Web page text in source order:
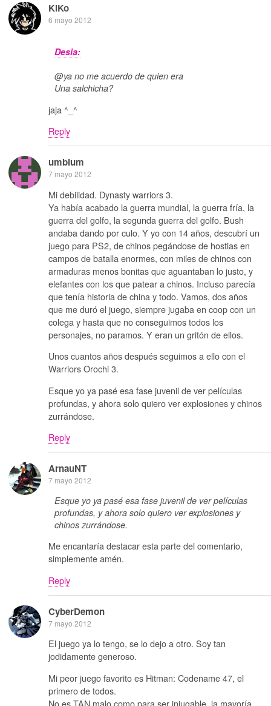
KiKo
6 mayo 2012
Desia:
@ya no me acuerdo de quien era
Una salchicha?
jaja ^_^
Reply
umbium
7 mayo 2012
Mi debilidad. Dynasty warriors 3.
Ya había acabado la guerra mundial, la guerra fría, la
guerra del golfo, la segunda guerra del golfo. Bush
andaba dando por culo. Y yo con 14 años, descubrí un
juego para PS2, de chinos pegándose de hostias en
campos de batalla enormes, con miles de chinos con
armaduras menos bonitas que aguantaban lo justo, y
elefantes con los que patear a chinos. Incluso parecía
que tenía historia de china y todo. Vamos, dos años
que me duró el juego, siempre jugaba en coop con un
colega y hasta que no conseguimos todos los
personajes, no paramos. Y eran un gritón de ellos.
Unos cuantos años después seguimos a ello con el
Warriors Orochi 3.
Esque yo ya pasé esa fase juvenil de ver películas
profundas, y ahora solo quiero ver explosiones y chinos
zurrándose.
Reply
ArnauNT
7 mayo 2012
Esque yo ya pasé esa fase juvenil de ver películas
profundas, y ahora solo quiero ver explosiones y
chinos zurrándose.
Me encantaría destacar esta parte del comentario,
simplemente amén.
Reply
CyberDemon
7 mayo 2012
El juego ya lo tengo, se lo dejo a otro. Soy tan
jodidamente generoso.
Mi peor juego favorito es Hitman: Codename 47, el
primero de todos.
No es TAN malo como para ser injugable, la mayoría